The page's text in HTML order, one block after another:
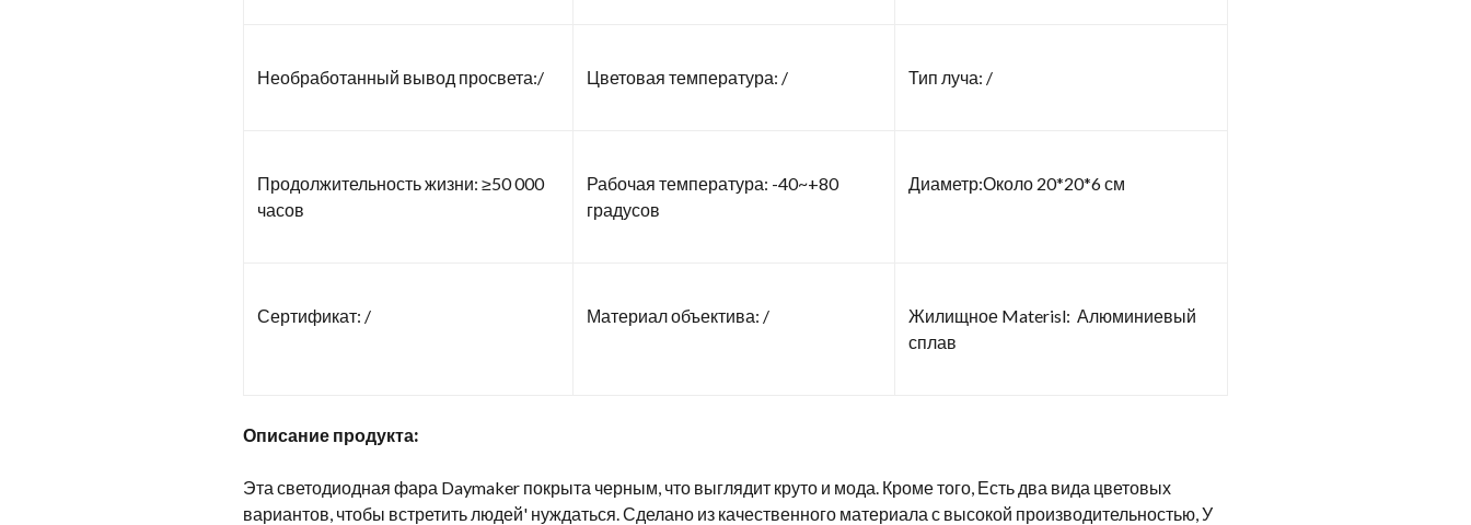
Необработанный вывод просвета:/ Цветовая температура: / Тип луча: /
Продолжительность жизни: ≥50 000
часов
Рабочая температура: -40~+80
градусов
Диаметр:Около 20*20*6 см
Сертификат: / Материал объектива: /
Жилищное Materisl: Алюминиевый
сплав
Описание продукта:
Эта светодиодная фара Daymaker покрыта черным, что выглядит круто и мода. Кроме того, Есть два вида цветовых
вариантов, чтобы встретить людей' нуждаться. Сделано из качественного материала с высокой производительностью, У